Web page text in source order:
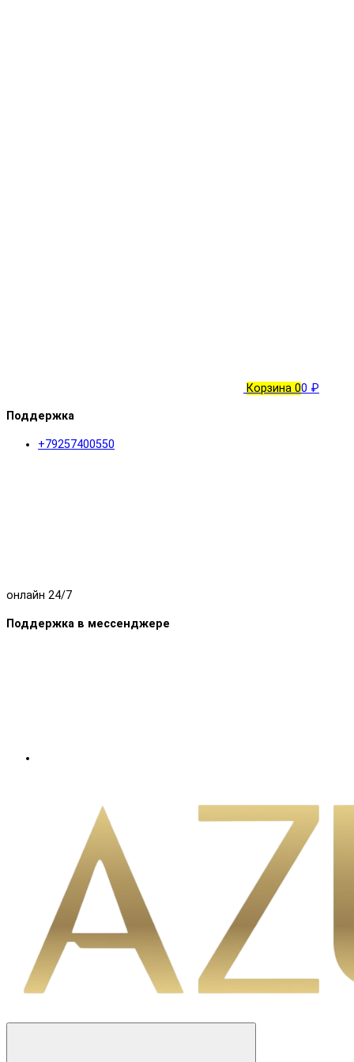
Корзина 00 ₽
Поддержка
+79257400550
онлайн 24/7
Поддержка в мессенджере